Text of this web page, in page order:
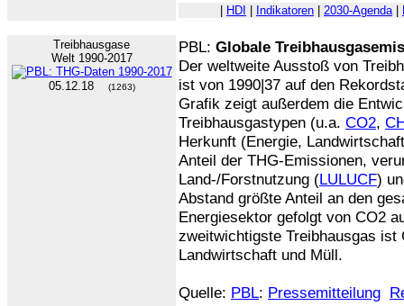
HDI Indikatoren 2030-Agenda|
Treibhausgase
Welt 1990-2017
05.12.18 (1263)
PBL: Globale
Der weltweite Ausstoß von
ist von 1990|37 auf den
Grafik zeigt außerdem die
Treibhausgastypen (u.a. CO2,
Herkunft (Energie,
Anteil der THG-Emissionen,
Land-/Forstnutzung (LULUCF)
Abstand größte Anteil an den
Energiesektor gefolgt von CO2
zweitwichtigste Treibhausgas ist
Landwirtschaft und Müll.
Quelle: PBL: Pressemitteilung